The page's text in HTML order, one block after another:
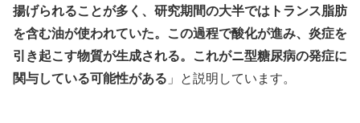
揚げられることが多く、研究期間の大半ではトランス脂肪
を含む油が使われていた。この過程で酸化が進み、炎症を
引き起こす物質が生成される。これがニ型糖尿病の発症に
関与している可能性がある 」と説明しています。